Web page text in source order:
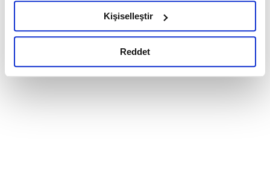
okumak ve sitemizi ziyaretiniz kapsamında
gerçekleştirilen veri işleme faaliyetleri ile ilgili daha
detaylı bilgi almak için lütfentıklayınız.
Kişiselleştir
Reddet